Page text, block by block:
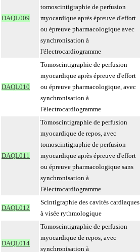
DAQL009
tomoscintigraphie de perfusion
myocardique après épreuve d'effort
ou épreuve pharmacologique avec
synchronisation à
l'électrocardiogramme
DAQL010
Tomoscintigraphie de perfusion
myocardique après épreuve d'effort
ou épreuve pharmacologique, avec
synchronisation à
l'électrocardiogramme
DAQL011
Tomoscintigraphie de perfusion
myocardique de repos, avec
tomoscintigraphie de perfusion
myocardique après épreuve d'effort
ou épreuve pharmacologique sans
synchronisation à
l'électrocardiogramme
DAQL012
Scintigraphie des cavités cardiaques
à visée rythmologique
DAQL014
Tomoscintigraphie de perfusion
myocardique de repos, avec
synchronisation à